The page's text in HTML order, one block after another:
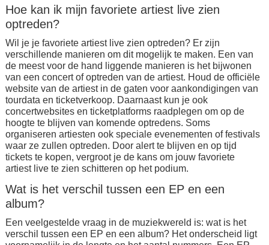
Hoe kan ik mijn favoriete artiest live zien
optreden?
Wil je je favoriete artiest live zien optreden? Er zijn
verschillende manieren om dit mogelijk te maken. Een van
de meest voor de hand liggende manieren is het bijwonen
van een concert of optreden van de artiest. Houd de officiële
website van de artiest in de gaten voor aankondigingen van
tourdata en ticketverkoop. Daarnaast kun je ook
concertwebsites en ticketplatforms raadplegen om op de
hoogte te blijven van komende optredens. Soms
organiseren artiesten ook speciale evenementen of festivals
waar ze zullen optreden. Door alert te blijven en op tijd
tickets te kopen, vergroot je de kans om jouw favoriete
artiest live te zien schitteren op het podium.
Wat is het verschil tussen een EP en een
album?
Een veelgestelde vraag in de muziekwereld is: wat is het
verschil tussen een EP en een album? Het onderscheid ligt